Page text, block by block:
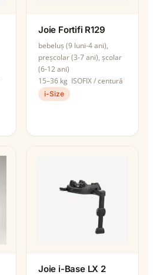
Joie Fortifi R129
bebeluș (9 luni-4 ani),
preșcolar (3-7 ani), școlar
(6-12 ani)
15–36 kg ISOFIX / centură
i-Size
Joie i-Base LX 2